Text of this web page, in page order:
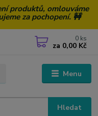
produktů, omlouváme
za pochopení. 🚧
Menu
Hledat
0 ks
za 0,00 Kč